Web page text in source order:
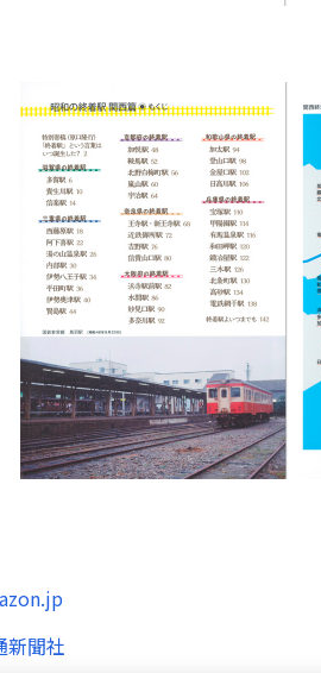
新聞社